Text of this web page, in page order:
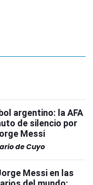
argentino: la AFA
de silencio por
Messi
de Cuyo
Messi en las